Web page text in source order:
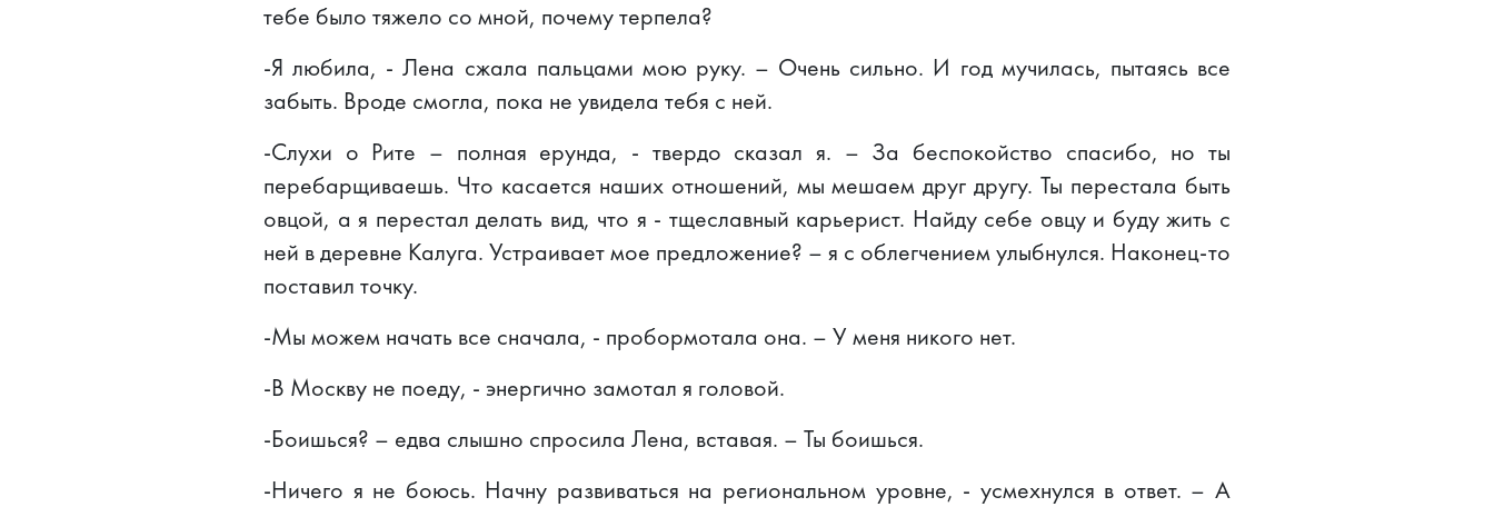
тебе было тяжело со мной, почему терпела?
-Я любила, - Лена сжала пальцами мою руку. – Очень сильно. И год мучилась, пытаясь все
забыть. Вроде смогла, пока не увидела тебя с ней.
-Слухи о Рите – полная ерунда, - твердо сказал я. – За беспокойство спасибо, но ты
перебарщиваешь. Что касается наших отношений, мы мешаем друг другу. Ты перестала быть
овцой, а я перестал делать вид, что я - тщеславный карьерист. Найду себе овцу и буду жить с
ней в деревне Калуга. Устраивает мое предложение? – я с облегчением улыбнулся. Наконец-то
поставил точку.
-Мы можем начать все сначала, - пробормотала она. – У меня никого нет.
-В Москву не поеду, - энергично замотал я головой.
-Боишься? – едва слышно спросила Лена, вставая. – Ты боишься.
-Ничего я не боюсь. Начну развиваться на региональном уровне, - усмехнулся в ответ. – А